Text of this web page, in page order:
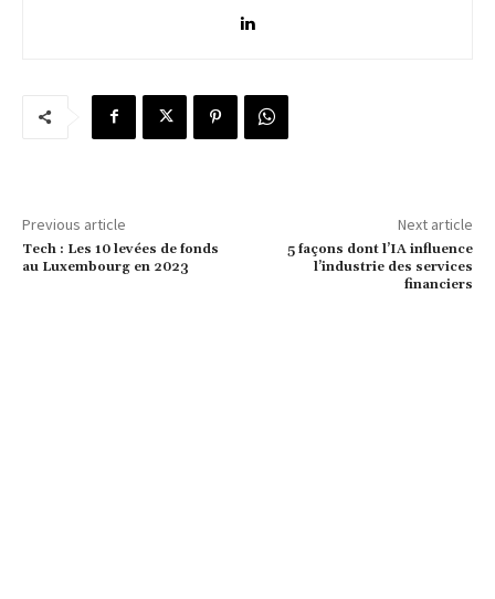
Previous article
Tech : Les 10 levées de fonds
au Luxembourg en 2023
Next article
5 façons dont l’IA influence
l’industrie des services
financiers